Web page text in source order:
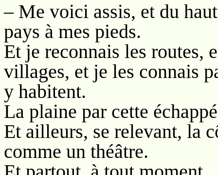
– Me voici assis, et du
pays à mes pieds.
Et je reconnais les routes,
villages, et je les connais
y habitent.
La plaine par cette
Et ailleurs, se relevant, la
comme un théâtre.